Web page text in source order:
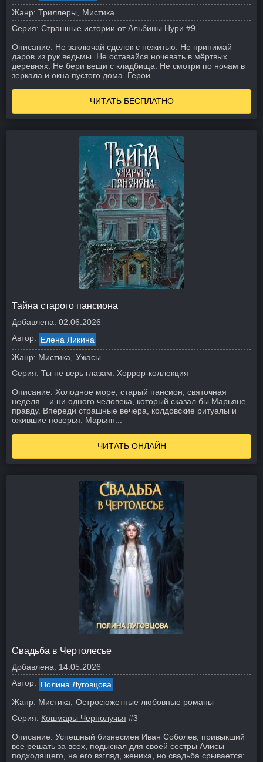
Жанр: Триллеры
Мистика
Серия: Страшные истории от Альбины Нури #9
Описание: Не заключай сделок с нежитью. Не принимай
даров из рук ведьмы. Не оставайся ночевать в мёртвых
деревнях. Не бери вещи с кладбища. Не смотри по ночам в
зеркала и окна пустого дома. Герои...
ЧИТАТЬ БЕСПЛАТНО
Тайна старого пансиона
Добавлена: 02.06.2026
Автор: Елена Ликина
Жанр: Мистика
Ужасы
Серия: Ты не верь глазам. Хоррор-коллекция
Описание: Холодное море, старый пансион, святочная
неделя – и ни одного человека, который сказал бы Марьяне
правду. Впереди страшные вечера, колдовские ритуалы и
ожившие поверья. Марьян...
ЧИТАТЬ ОНЛАЙН
Свадьба в Чертолесье
Добавлена: 14.05.2026
Автор: Полина Луговцова
Жанр: Мистика
Остросюжетные любовные романы
Серия: Кошмары Чернолучья #3
Описание: Успешный бизнесмен Иван Соболев, привыкший
все решать за всех, подыскал для своей сестры Алисы
подходящего, на его взгляд, жениха, но свадьба срывается: